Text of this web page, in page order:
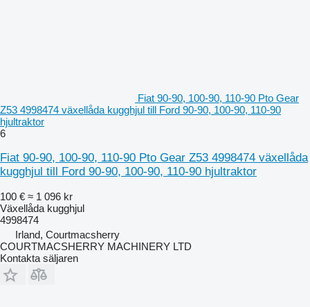
Fiat 90-90, 100-90, 110-90 Pto Gear
Z53 4998474 växellåda kugghjul till Ford 90-90, 100-90, 110-90
hjultraktor
6
Fiat 90-90, 100-90, 110-90 Pto Gear Z53 4998474 växellåda
kugghjul till Ford 90-90, 100-90, 110-90 hjultraktor
100 € ≈ 1 096 kr
Växellåda kugghjul
4998474
Irland, Courtmacsherry
COURTMACSHERRY MACHINERY LTD
Kontakta säljaren